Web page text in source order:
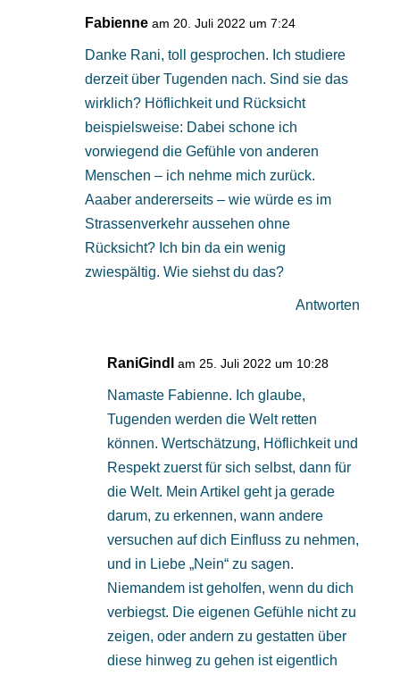
Fabienne am 20. Juli 2022 um 7:24
Danke Rani, toll gesprochen. Ich studiere
derzeit über Tugenden nach. Sind sie das
wirklich? Höflichkeit und Rücksicht
beispielsweise: Dabei schone ich
vorwiegend die Gefühle von anderen
Menschen – ich nehme mich zurück.
Aaaber andererseits – wie würde es im
Strassenverkehr aussehen ohne
Rücksicht? Ich bin da ein wenig
zwiespältig. Wie siehst du das?
Antworten
RaniGindl am 25. Juli 2022 um 10:28
Namaste Fabienne. Ich glaube,
Tugenden werden die Welt retten
können. Wertschätzung, Höflichkeit und
Respekt zuerst für sich selbst, dann für
die Welt. Mein Artikel geht ja gerade
darum, zu erkennen, wann andere
versuchen auf dich Einfluss zu nehmen,
und in Liebe „Nein“ zu sagen.
Niemandem ist geholfen, wenn du dich
verbiegst. Die eigenen Gefühle nicht zu
zeigen, oder andern zu gestatten über
diese hinweg zu gehen ist eigentlich